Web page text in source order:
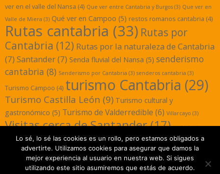
ver en el valle del Nansa (4) Que ver entre Cantabria y Burgos (3) Que ver en
Valle de Miera (3) Qué ver en Campoo (5) restos romanos cantabria (4)
Rutas cantabria (33) Rutas por
Cantabria (12) Rutas por la naturaleza de Cantabria
(7) Santander(7) Senda fluvial del Nansa (5) senderismo
cantabria (8) Senderismo por Cantabria (3) senderos cantabria (3)
Turismo Campoo (4) turismo Cantabria (29)
Turismo Castilla León (9) Turismo cultural y
gastronómico (5) Turismo de Valderredible (6) Villarcayo (3)
Visitas cerca de Santander(17) yacimientos
romanos cantabria(3)
Lo sé, lo sé las cookies es un rollo, pero estamos obligados a
advertirte. Utilizamos cookies para asegurar que damos la
mejor experiencia al usuario en nuestra web. Si sigues
utilizando este sitio asumiremos que estás de acuerdo.